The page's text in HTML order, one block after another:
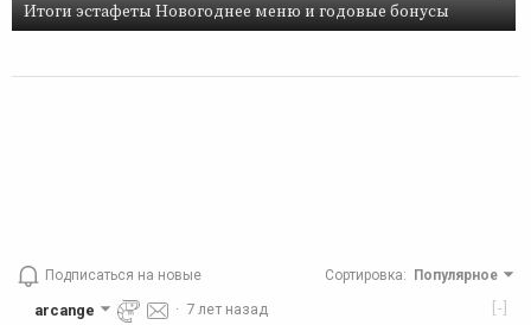
Итоги эстафеты Новогоднее меню и годовые бонусы
Подписаться на новые Сортировка: Популярное
[-]
arcange · 7 лет назад